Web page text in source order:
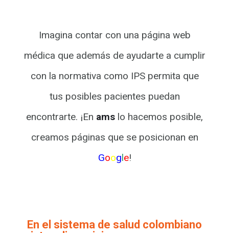
Imagina contar con una página web
médica que además de ayudarte a cumplir
con la normativa como IPS permita que
tus posibles pacientes puedan
encontrarte. ¡En ams lo hacemos posible,
creamos páginas que se posicionan en
Google!
En el sistema de salud colombiano